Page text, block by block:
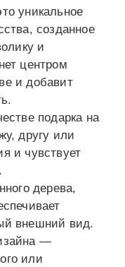
уникальное
созданное
и
центром
и добавит
подарка на
другу или
и чувствует
дерева,
внешний вид.
—
или